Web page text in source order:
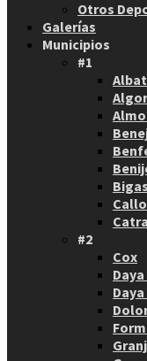
Otros
Galerías
Municipios
#1
#2
Cox